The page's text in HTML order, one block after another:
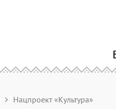
Нацпроект «Культура»